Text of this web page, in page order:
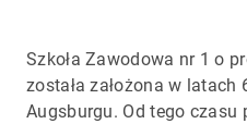
Szkoła Zawodowa nr 1 o
została założona w
Augsburgu. Od tego